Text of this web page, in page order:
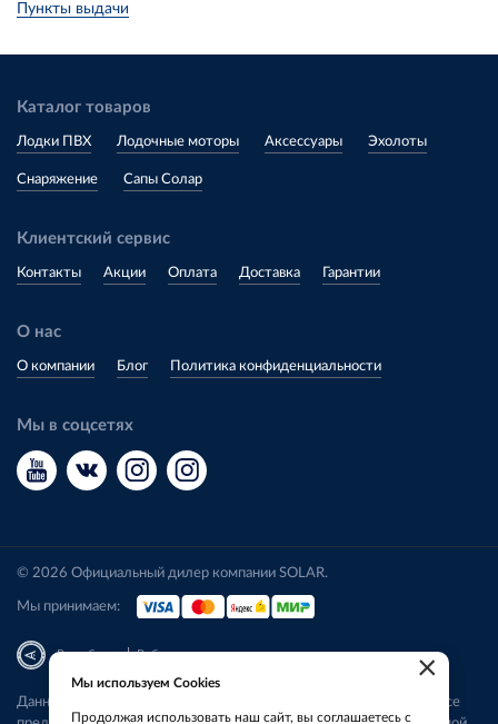
Пункты выдачи
Каталог товаров
Лодки ПВХ Лодочные моторы Аксессуары Эхолоты
Снаряжение Сапы Солар
Клиентский сервис
Контакты Акции Оплата Доставка Гарантии
О нас
О компании Блог Политика конфиденциальности
Мы в соцсетях
© 2026 Официальный дилер компании SOLAR.
Мы принимаем:
Разработка|Веб-аналитика
Данный сайт носит исключительно информационный характер. Все
×
Мы используем Cookies
Продолжая использовать наш сайт, вы соглашаетесь с